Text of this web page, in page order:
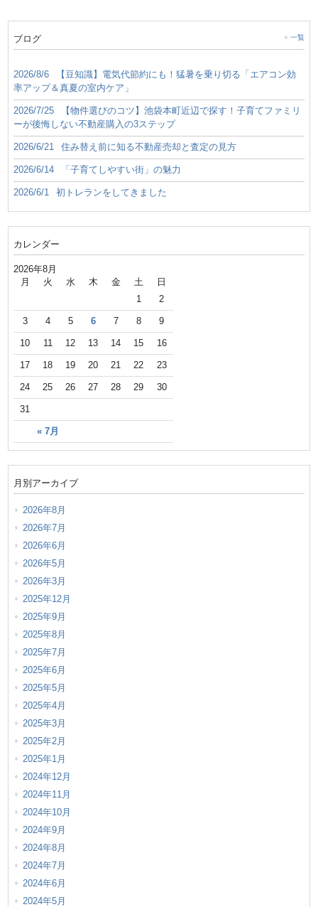
ブログ 一覧
2026/8/6
【豆知識】電気代節約にも！猛暑を乗り切る「エアコン効
率アップ＆真夏の室内ケア」
2026/7/25
【物件選びのコツ】池袋本町近辺で探す！子育てファミリ
ーが後悔しない不動産購入の3ステップ
2026/6/21 住み替え前に知る不動産売却と査定の見方
2026/6/14 「子育てしやすい街」の魅力
2026/6/1 初トレランをしてきました
カレンダー
2026年8月
月 火 水 木 金 土 日
« 7月
1 2
3 4 5 6 7 8 9
10 11 12 13 14 15 16
17 18 19 20 21 22 23
24 25 26 27 28 29 30
31
月別アーカイブ
2026年8月
2026年7月
2026年6月
2026年5月
2026年3月
2025年12月
2025年9月
2025年8月
2025年7月
2025年6月
2025年5月
2025年4月
2025年3月
2025年2月
2025年1月
2024年12月
2024年11月
2024年10月
2024年9月
2024年8月
2024年7月
2024年6月
2024年5月